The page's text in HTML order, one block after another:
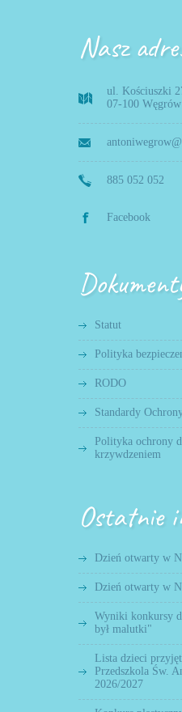
Nasz
ul. Kościuszki
07-100 Węgrów
885 052 052
Facebook
Statut
Polityka
RODO
Standardy
Polityka ochrony
krzywdzeniem
Ostatnie
Dzień otwarty w
Dzień otwarty w
Wyniki konkursy
był malutki"
Lista dzieci
Przedszkola Św.
2026/2027